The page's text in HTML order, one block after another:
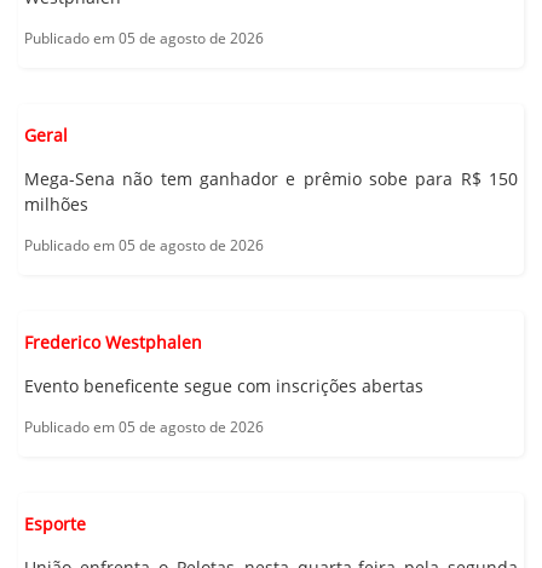
Publicado em 05 de agosto de 2026
Geral
Mega-Sena não tem ganhador e prêmio sobe para R$ 150
milhões
Publicado em 05 de agosto de 2026
Frederico Westphalen
Evento beneficente segue com inscrições abertas
Publicado em 05 de agosto de 2026
Esporte